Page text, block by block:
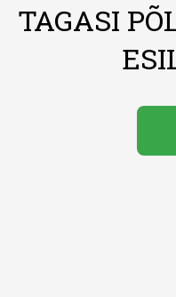
TAGASI